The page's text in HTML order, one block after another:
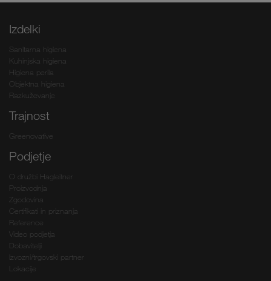
Izdelki
Sanitarna higiena
Kuhinjska higiena
Higiena perila
Objektna higiena
Razkuževanje
Trajnost
Greenovative
Podjetje
O družbi Hagleitner
Proizvodnja
Zgodovina
Certifikati in priznanja
Reference
Video podjetja
Dobavitelji
Izvozni/trgovski partner
Lokacije